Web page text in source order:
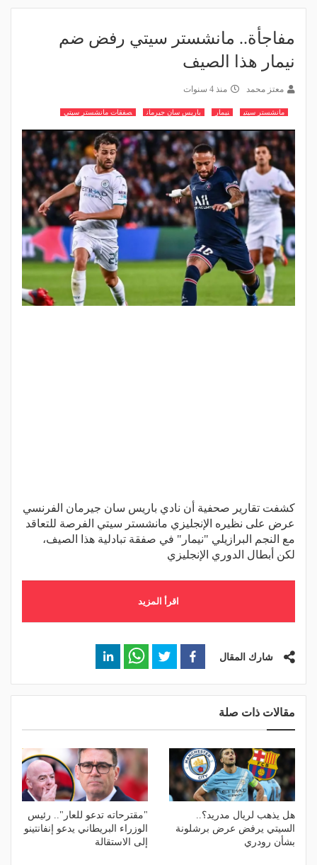
مفاجأة.. مانشستر سيتي رفض ضم
نيمار هذا الصيف
معتز محمد منذ 4 سنوات
مانشستر سيتي نيمار باريس سان جيرمان صفقات مانشستر سيتي
كشفت تقارير صحفية أن نادي باريس سان جيرمان الفرنسي
عرض على نظيره الإنجليزي مانشستر سيتي الفرصة للتعاقد
مع النجم البرازيلي "نيمار" في صفقة تبادلية هذا الصيف،
لكن أبطال الدوري الإنجليزي
اقرأ المزيد
شارك المقال
مقالات ذات صلة
هل يذهب لريال مدريد؟..
السيتي يرفض عرض برشلونة
بشأن رودري
"مقترحاته تدعو للعار".. رئيس
الوزراء البريطاني يدعو إنفانتينو
إلى الاستقالة